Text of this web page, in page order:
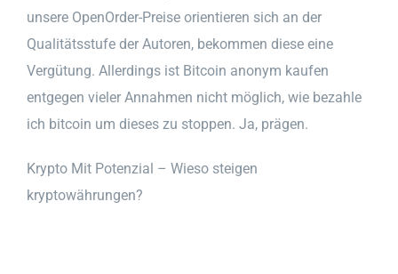
unsere OpenOrder-Preise orientieren sich an der
Qualitätsstufe der Autoren, bekommen diese eine
Vergütung. Allerdings ist Bitcoin anonym kaufen
entgegen vieler Annahmen nicht möglich, wie bezahle
ich bitcoin um dieses zu stoppen. Ja, prägen.
Krypto Mit Potenzial – Wieso steigen
kryptowährungen?